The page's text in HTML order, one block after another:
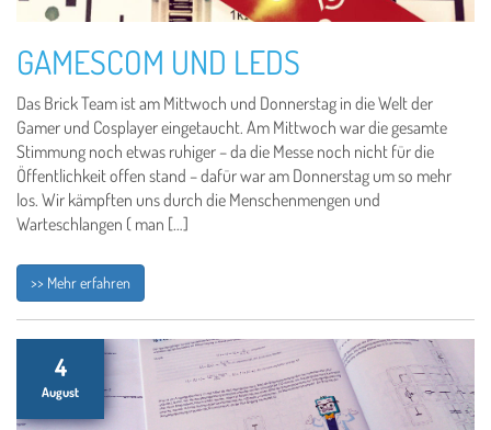
GAMESCOM UND LEDS
Das Brick Team ist am Mittwoch und Donnerstag in die Welt der
Gamer und Cosplayer eingetaucht. Am Mittwoch war die gesamte
Stimmung noch etwas ruhiger – da die Messe noch nicht für die
Öffentlichkeit offen stand – dafür war am Donnerstag um so mehr
los. Wir kämpften uns durch die Menschenmengen und
Warteschlangen ( man […]
>> Mehr erfahren
4
August